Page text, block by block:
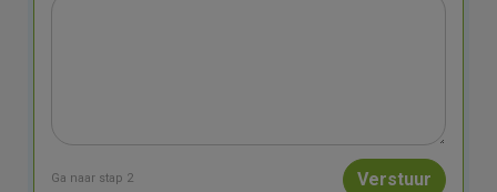
Ga naar stap 2